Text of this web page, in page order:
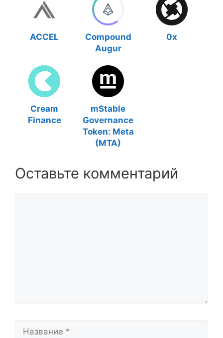
ACCEL
Compound
Augur
0x
Cream
Finance
mStable
Governance
Token: Meta
(MTA)
Оставьте комментарий